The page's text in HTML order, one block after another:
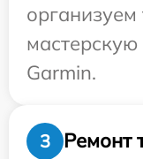
организуем
Garmin.
3
Ремонт